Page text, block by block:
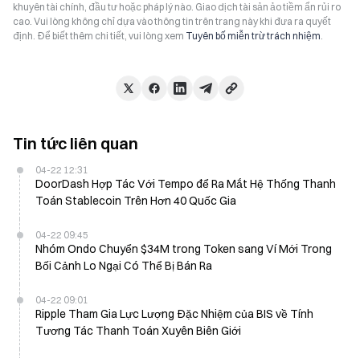
khuyên tài chính, đầu tư hoặc pháp lý nào. Giao dịch tài sản ảo tiềm ẩn rủi ro
cao. Vui lòng không chỉ dựa vào thông tin trên trang này khi đưa ra quyết
định. Để biết thêm chi tiết, vui lòng xem Tuyên bố miễn trừ trách nhiệm.
Tin tức liên quan
04-22 12:31
DoorDash Hợp Tác Với Tempo để Ra Mắt Hệ Thống Thanh
Toán Stablecoin Trên Hơn 40 Quốc Gia
04-22 09:45
Nhóm Ondo Chuyển $34M trong Token sang Ví Mới Trong
Bối Cảnh Lo Ngại Có Thể Bị Bán Ra
04-22 09:01
Ripple Tham Gia Lực Lượng Đặc Nhiệm của BIS về Tính
Tương Tác Thanh Toán Xuyên Biên Giới